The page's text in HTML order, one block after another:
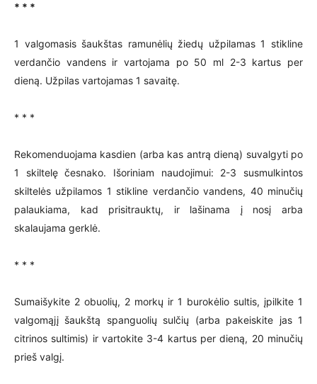
* * *
1 valgomasis šaukštas ramunėlių žiedų užpilamas 1 stikline
verdančio vandens ir vartojama po 50 ml 2-3 kartus per
dieną. Užpilas vartojamas 1 savaitę.
* * *
Rekomenduojama kasdien (arba kas antrą dieną) suvalgyti po
1 skiltelę česnako. Išoriniam naudojimui: 2-3 susmulkintos
skiltelės užpilamos 1 stikline verdančio vandens, 40 minučių
palaukiama, kad prisitrauktų, ir lašinama į nosį arba
skalaujama gerklė.
* * *
Sumaišykite 2 obuolių, 2 morkų ir 1 burokėlio sultis, įpilkite 1
valgomąjį šaukštą spanguolių sulčių (arba pakeiskite jas 1
citrinos sultimis) ir vartokite 3-4 kartus per dieną, 20 minučių
prieš valgį.